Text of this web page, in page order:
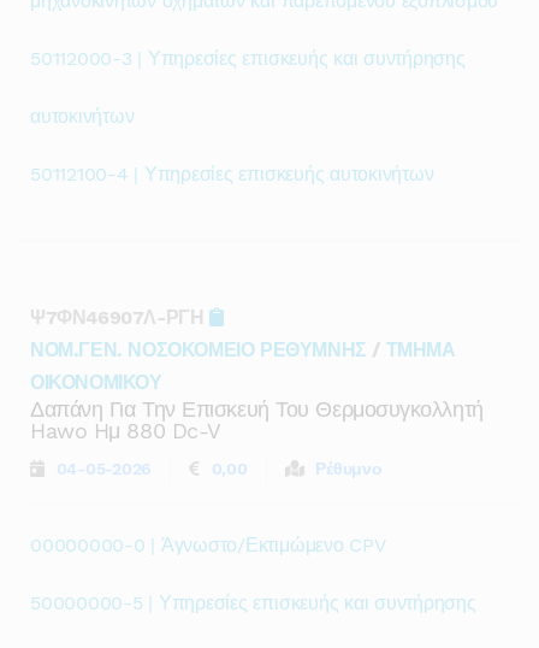
50112000-3 | Υπηρεσίες επισκευής και συντήρησης
αυτοκινήτων
50112100-4 | Υπηρεσίες επισκευής αυτοκινήτων
Ψ7ΦΝ46907Λ-ΡΓΗ
ΝΟΜ.ΓΕΝ. ΝΟΣΟΚΟΜΕΙΟ ΡΕΘΥΜΝΗΣ / ΤΜΗΜΑ
ΟΙΚΟΝΟΜΙΚΟΥ
Δαπάνη Για Την Επισκευή Του Θερμοσυγκολλητή
Hawo Hμ 880 Dc-V
04-05-2026 0,00 Ρέθυμνο
00000000-0 | Άγνωστο/Εκτιμώμενο CPV
50000000-5 | Υπηρεσίες επισκευής και συντήρησης